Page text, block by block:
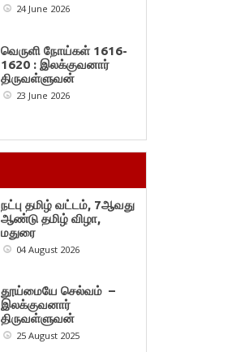
24 June 2026
வெருளி நோய்கள் 1616-
1620 : இலக்குவனார்
திருவள்ளுவன்
23 June 2026
நட்பு தமிழ் வட்டம், 7ஆவது
ஆண்டு தமிழ் விழா,
மதுரை
04 August 2026
தூய்மையே செல்வம் –
இலக்குவனார்
திருவள்ளுவன்
25 August 2025